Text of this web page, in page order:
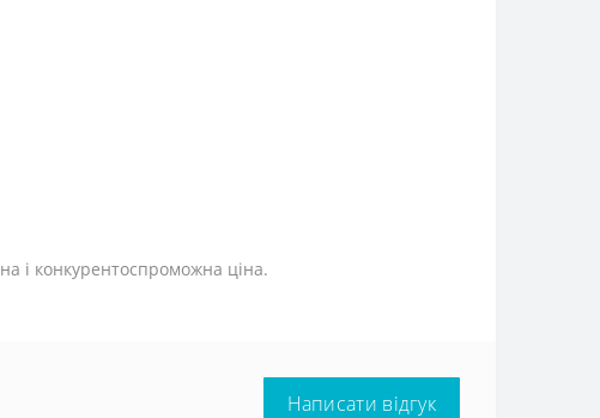
і конкурентоспроможна ціна.
Написати відгук